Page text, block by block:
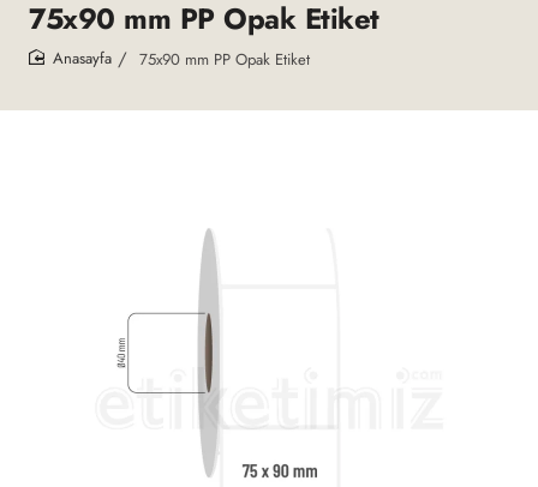
75x90 mm PP Opak Etiket
75x90 mm PP Opak Etiket